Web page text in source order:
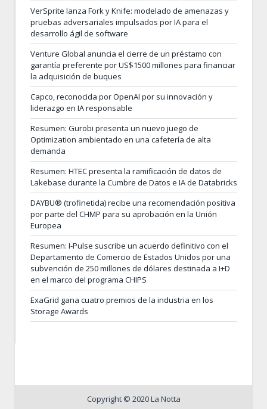
VerSprite lanza Fork y Knife: modelado de amenazas y
pruebas adversariales impulsados por IA para el
desarrollo ágil de software
Venture Global anuncia el cierre de un préstamo con
garantía preferente por US$1500 millones para financiar
la adquisición de buques
Capco, reconocida por OpenAI por su innovación y
liderazgo en IA responsable
Resumen: Gurobi presenta un nuevo juego de
Optimization ambientado en una cafetería de alta
demanda
Resumen: HTEC presenta la ramificación de datos de
Lakebase durante la Cumbre de Datos e IA de Databricks
DAYBU® (trofinetida) recibe una recomendación positiva
por parte del CHMP para su aprobación en la Unión
Europea
Resumen: I-Pulse suscribe un acuerdo definitivo con el
Departamento de Comercio de Estados Unidos por una
subvención de 250 millones de dólares destinada a I+D
en el marco del programa CHIPS
ExaGrid gana cuatro premios de la industria en los
Storage Awards
Copyright © 2020 La Notta